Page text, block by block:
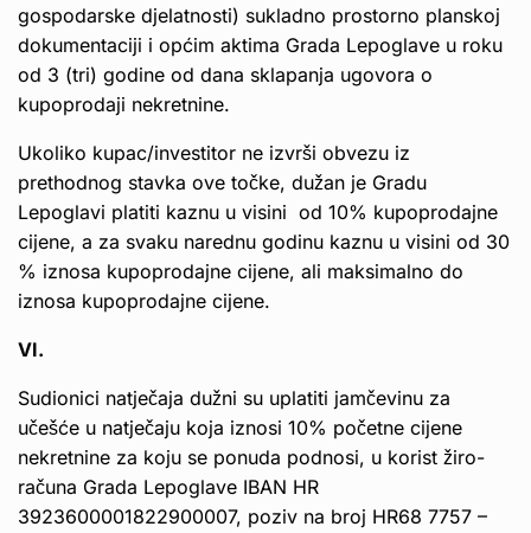
gospodarske djelatnosti) sukladno prostorno planskoj
dokumentaciji i općim aktima Grada Lepoglave u roku
od 3 (tri) godine od dana sklapanja ugovora o
kupoprodaji nekretnine.
Ukoliko kupac/investitor ne izvrši obvezu iz
prethodnog stavka ove točke, dužan je Gradu
Lepoglavi platiti kaznu u visini od 10% kupoprodajne
cijene, a za svaku narednu godinu kaznu u visini od 30
% iznosa kupoprodajne cijene, ali maksimalno do
iznosa kupoprodajne cijene.
VI.
Sudionici natječaja dužni su uplatiti jamčevinu za
učešće u natječaju koja iznosi 10% početne cijene
nekretnine za koju se ponuda podnosi, u korist žiro-
računa Grada Lepoglave IBAN HR
3923600001822900007, poziv na broj HR68 7757 –